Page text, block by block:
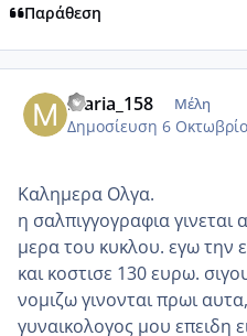
Παράθεση
maria_158 Μέλη
Δημοσίευση 6
Καλημερα Ολγα.
η σαλπιγγογραφια
μερα του κυκλου. εγω την
και κοστισε 130 ευρω.
νομιζω γινονται πρωι
γυναικολογος μου επειδη